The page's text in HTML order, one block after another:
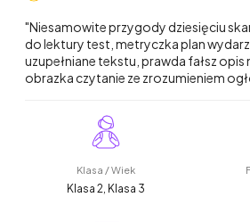
"Niesamowite przygody dziesięciu
do lektury test, metryczka plan
uzupełniane tekstu, prawda fałsz
obrazka czytanie ze zrozumieniem
Klasa / Wiek
Klasa 2, Klasa 3